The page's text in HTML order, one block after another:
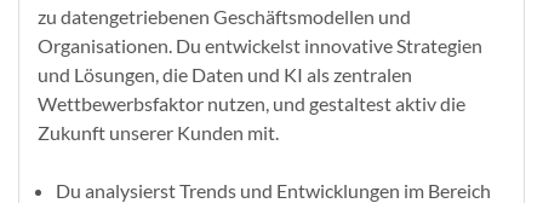
zu datengetriebenen Geschäftsmodellen und
Organisationen. Du entwickelst innovative Strategien
und Lösungen, die Daten und KI als zentralen
Wettbewerbsfaktor nutzen, und gestaltest aktiv die
Zukunft unserer Kunden mit.
Du analysierst Trends und Entwicklungen im Bereich